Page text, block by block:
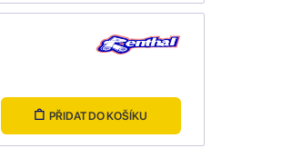
PŘIDAT DO KOŠÍKU